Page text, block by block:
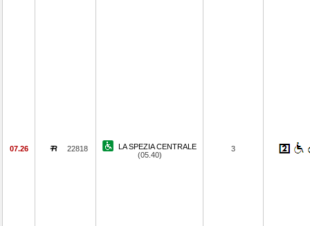
07.26 22818
LA SPEZIA CENTRALE
(05.40)
3